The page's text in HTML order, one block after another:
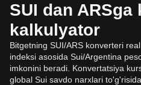
SUI dan
kalkulyator
Bitgetning SUI/ARS konverteri
indeksi asosida Sui/Argentina
imkonini beradi. Konvertatsiya
global Sui savdo narxlari